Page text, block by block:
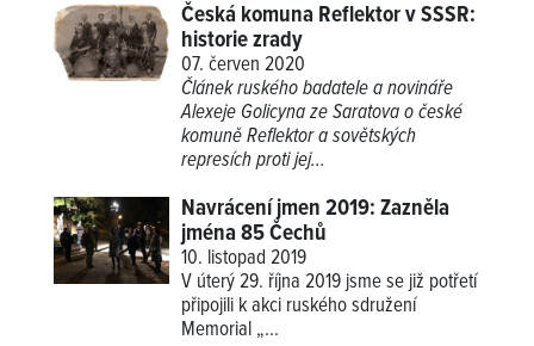
Česká komuna Reflektor v SSSR:
historie zrady
07. červen 2020
Článek ruského badatele a novináře
Alexeje Golicyna ze Saratova o české
komuně Reflektor a sovětských
represích proti jej...
Navrácení jmen 2019: Zazněla
jména 85 Čechů
10. listopad 2019
V úterý 29. října 2019 jsme se již potřetí
připojili k akci ruského sdružení
Memorial „...